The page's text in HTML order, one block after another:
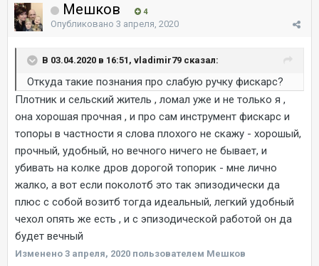
Мешков 4
Опубликовано 3 апреля, 2020
В 03.04.2020 в 16:51, vladimir79 сказал:
Откуда такие познания про слабую ручку фискарс?
Плотник и сельский житель , ломал уже и не только я ,
она хорошая прочная , и про сам инструмент фискарс и
топоры в частности я слова плохого не скажу - хорошый,
прочный, удобный, но вечного ничего не бывает, и
убивать на колке дров дорогой топорик - мне лично
жалко, а вот если поколотб это так эпизодически да
плюс с собой возитб тогда идеальный, легкий удобный
чехол опять же есть , и с эпизодической работой он да
будет вечный
Изменено 3 апреля, 2020 пользователем Мешков